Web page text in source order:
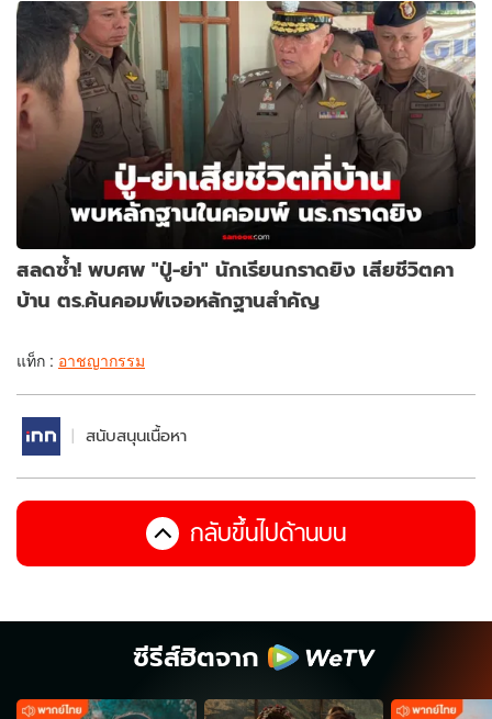
สลดซ้ำ! พบศพ "ปู่-ย่า" นักเรียนกราดยิง เสียชีวิตคา
บ้าน ตร.ค้นคอมพ์เจอหลักฐานสำคัญ
แท็ก : อาชญากรรม
สนับสนุนเนื้อหา
กลับขึ้นไปด้านบน
ซีรีส์ฮิตจาก